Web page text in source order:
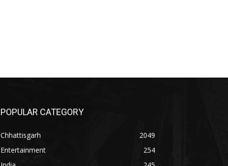
POPULAR CATEGORY
Chhattisgarh
2049
Entertainment
254